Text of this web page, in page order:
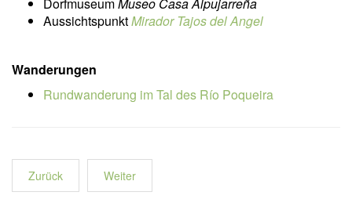
AussichtspunktMirador Tajos del Angel
Wanderungen
Rundwanderung im Tal des Río Poqueira
Zurück Weiter